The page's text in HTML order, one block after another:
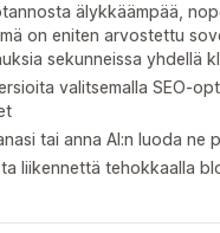
älykkäämpää,
on eniten arvostettu
sekunneissa yhdellä
valitsemalla SEO-
tai anna AI:n luoda ne
liikennettä tehokkaalla